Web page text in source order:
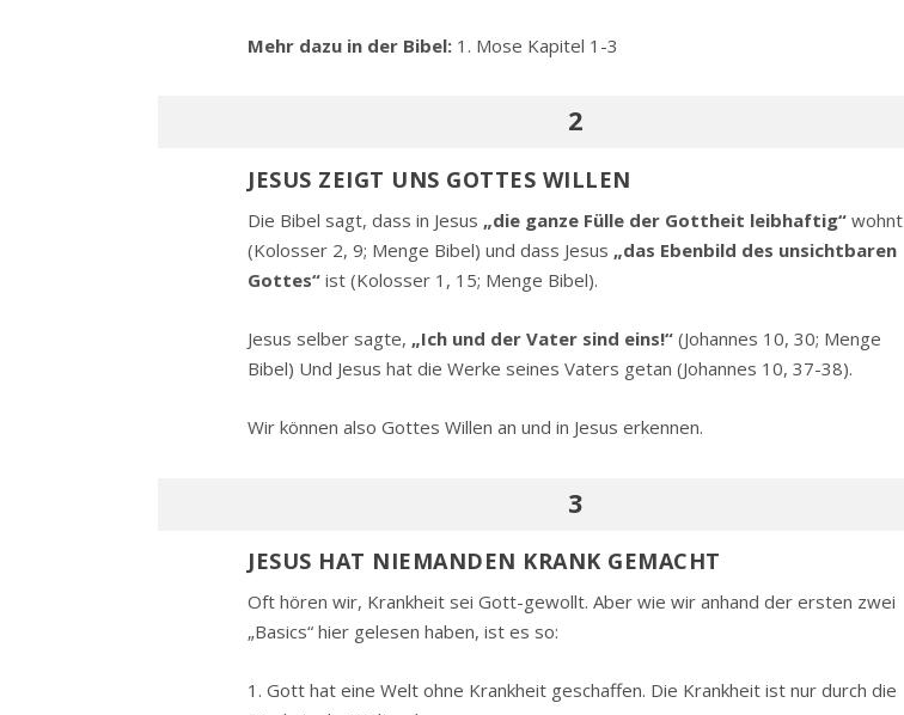
Mehr dazu in der Bibel: 1. Mose Kapitel 1-3
2
JESUS ZEIGT UNS GOTTES WILLEN
Die Bibel sagt, dass in Jesus „die ganze Fülle der Gottheit leibhaftig“ wohnt
(Kolosser 2, 9; Menge Bibel) und dass Jesus „das Ebenbild des unsichtbaren
Gottes“ ist (Kolosser 1, 15; Menge Bibel).
Jesus selber sagte, „Ich und der Vater sind eins!“ (Johannes 10, 30; Menge
Bibel) Und Jesus hat die Werke seines Vaters getan (Johannes 10, 37-38).
Wir können also Gottes Willen an und in Jesus erkennen.
3
JESUS HAT NIEMANDEN KRANK GEMACHT
Oft hören wir, Krankheit sei Gott-gewollt. Aber wie wir anhand der ersten zwei
„Basics“ hier gelesen haben, ist es so:
1. Gott hat eine Welt ohne Krankheit geschaffen. Die Krankheit ist nur durch die